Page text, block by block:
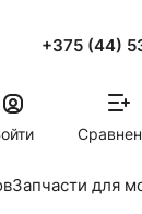
+375 (44)
Запчасти для